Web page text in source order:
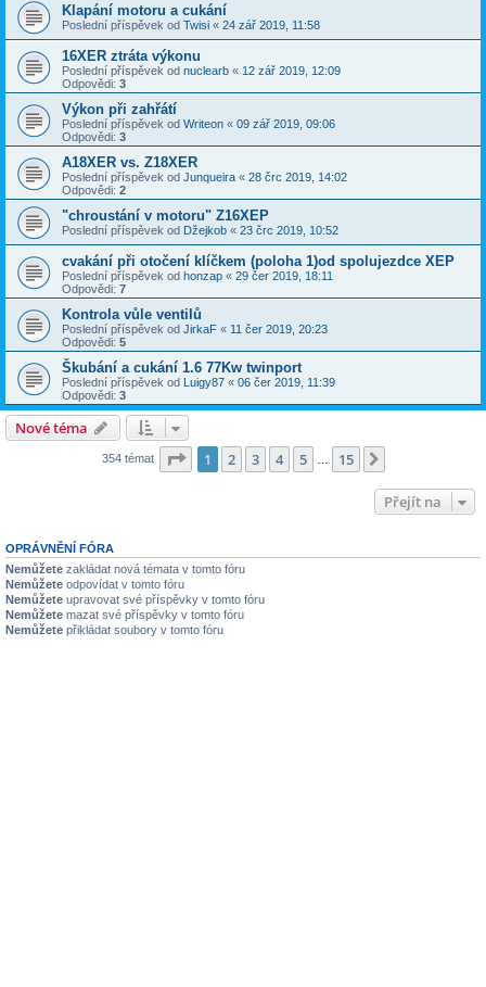
Klapání motoru a cukání
Poslední příspěvek od Twisi « 24 zář 2019, 11:58
16XER ztráta výkonu
Poslední příspěvek od nuclearb « 12 zář 2019, 12:09
Odpovědi: 3
Výkon při zahřátí
Poslední příspěvek od Writeon « 09 zář 2019, 09:06
Odpovědi: 3
A18XER vs. Z18XER
Poslední příspěvek od Junqueira « 28 črc 2019, 14:02
Odpovědi: 2
"chroustání v motoru" Z16XEP
Poslední příspěvek od Džejkob « 23 črc 2019, 10:52
cvakání při otočení klíčkem (poloha 1)od spolujezdce XEP
Poslední příspěvek od honzap « 29 čer 2019, 18:11
Odpovědi: 7
Kontrola vůle ventilů
Poslední příspěvek od JirkaF « 11 čer 2019, 20:23
Odpovědi: 5
Škubání a cukání 1.6 77Kw twinport
Poslední příspěvek od Luigy87 « 06 čer 2019, 11:39
Odpovědi: 3
Nové téma
354 témat Stránka z 15
1 2 3 4 5 15
Přejít na
OPRÁVNĚNÍ FÓRA
Nemůžete zakládat nová témata v tomto fóru
Nemůžete odpovídat v tomto fóru
Nemůžete upravovat své příspěvky v tomto fóru
Nemůžete mazat své příspěvky v tomto fóru
Nemůžete přikládat soubory v tomto fóru